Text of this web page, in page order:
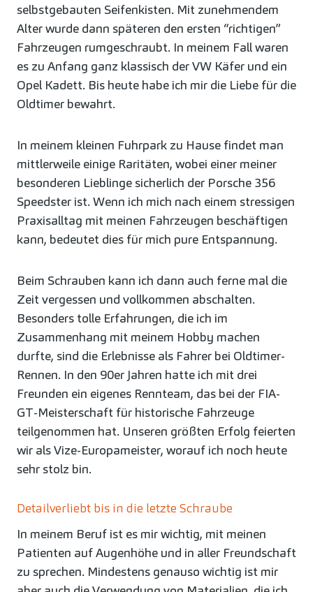
selbstgebauten Seifenkisten. Mit zunehmendem
Alter wurde dann späteren den ersten “richtigen”
Fahrzeugen rumgeschraubt. In meinem Fall waren
es zu Anfang ganz klassisch der VW Käfer und ein
Opel Kadett. Bis heute habe ich mir die Liebe für die
Oldtimer bewahrt.
In meinem kleinen Fuhrpark zu Hause findet man
mittlerweile einige Raritäten, wobei einer meiner
besonderen Lieblinge sicherlich der Porsche 356
Speedster ist. Wenn ich mich nach einem stressigen
Praxisalltag mit meinen Fahrzeugen beschäftigen
kann, bedeutet dies für mich pure Entspannung.
Beim Schrauben kann ich dann auch ferne mal die
Zeit vergessen und vollkommen abschalten.
Besonders tolle Erfahrungen, die ich im
Zusammenhang mit meinem Hobby machen
durfte, sind die Erlebnisse als Fahrer bei Oldtimer-
Rennen. In den 90er Jahren hatte ich mit drei
Freunden ein eigenes Rennteam, das bei der FIA-
GT-Meisterschaft für historische Fahrzeuge
teilgenommen hat. Unseren größten Erfolg feierten
wir als Vize-Europameister, worauf ich noch heute
sehr stolz bin.
Detailverliebt bis in die letzte Schraube
In meinem Beruf ist es mir wichtig, mit meinen
Patienten auf Augenhöhe und in aller Freundschaft
zu sprechen. Mindestens genauso wichtig ist mir